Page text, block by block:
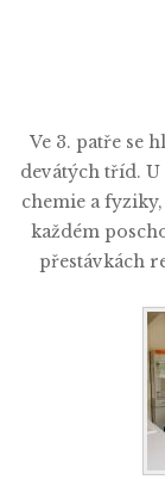
Ve 3. patře se
devátých tříd. U
chemie a
každém
přestávkách